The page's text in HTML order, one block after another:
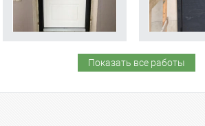
Показать все работы